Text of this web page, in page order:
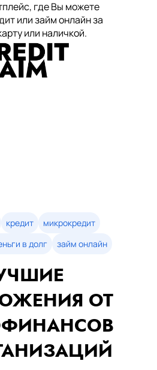
где Вы можете
или займ онлайн за
или наличкой.
кредит
микрокредит
в долг займ онлайн
ОТ